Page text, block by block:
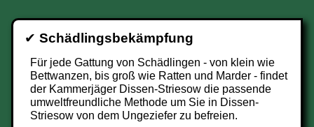
✔ Schädlingsbekämpfung
Für jede Gattung von Schädlingen - von klein wie
Bettwanzen, bis groß wie Ratten und Marder - findet
der Kammerjäger Dissen-Striesow die passende
umweltfreundliche Methode um Sie in Dissen-
Striesow von dem Ungeziefer zu befreien.